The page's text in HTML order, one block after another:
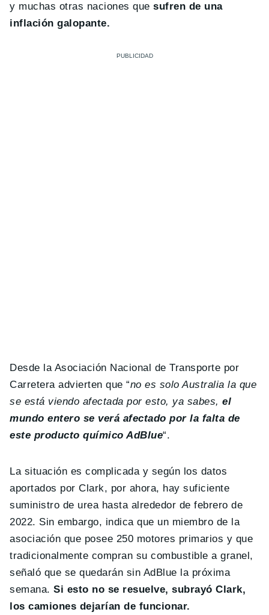
y muchas otras naciones quesufren de una
inflación galopante.
Desde la Asociación Nacional de Transporte por
Carretera advierten que “no es solo Australia la que
se está viendo afectada por esto, ya sabes, el
mundo entero se verá afectado por la falta de
este producto químico AdBlue“.
La situación es complicada y según los datos
aportados por Clark, por ahora, hay suficiente
suministro de urea hasta alrededor de febrero de
2022. Sin embargo, indica que un miembro de la
asociación que posee 250 motores primarios y que
tradicionalmente compran su combustible a granel,
señaló que se quedarán sin AdBlue la próxima
semana.Si esto no se resuelve, subrayó Clark,
los camiones dejarían de funcionar.